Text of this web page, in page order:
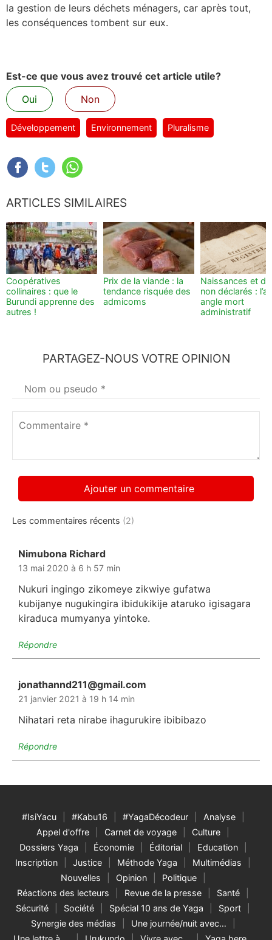
la gestion de leurs déchets ménagers, car après tout,
les conséquences tombent sur eux.
Est-ce que vous avez trouvé cet article utile?
Oui
Non
Développement Environnement Pluralisme
ARTICLES SIMILAIRES
Coopératives
collinaires : que le
Burundi apprenne des
autres !
Prix de la viande : la
tendance risquée des
admicoms
Naissances et
non déclarés :
angle mort
administratif
PARTAGEZ-NOUS VOTRE OPINION
Votre
nom*
Les commentaires récents (2)
Nimubona Richard
13 mai 2020 à 6 h 57 min
Nukuri ingingo zikomeye zikwiye gufatwa
kubijanye nugukingira ibidukikije ataruko igisagara
kiraduca mumyanya yintoke.
Répondre
jonathannd211@gmail.com
21 janvier 2021 à 19 h 14 min
Nihatari reta nirabe ihagurukire ibibibazo
Répondre
#IsiYacu #Kabu16 #YagaDécodeur
Analyse
Appel d'offre
Carnet de voyage
Culture
Dossiers Yaga
Économie Éditorial
Education
Inscription
Justice Méthode Yaga
Multimédias
Nouvelles
Opinion
Politique
Réactions des lecteurs
Revue de la presse
Santé
Sécurité
Société Spécial 10 ans de Yaga
Sport
Synergie des médias
Une journée/nuit avec…